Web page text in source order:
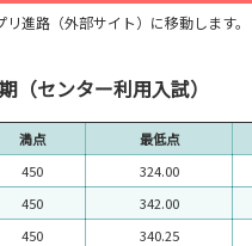
進路（外部サイト）に移動します。
（センター利用入試）
満点 最低点
450 324.00
450 342.00
450 340.25